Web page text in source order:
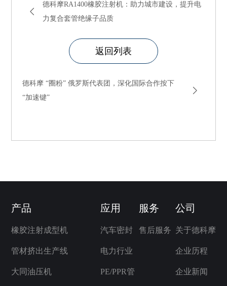
德科摩RA1400橡胶注射机：助力城市建设，提升电
力复合套管绝缘子品质
返回列表
德科摩 “圈粉” 俄罗斯代表团，深化国际合作按下
“加速键”
产品
橡胶注射成型机
管材挤出生产线
大同油压机
应用
汽车密封
电力行业
PE/PPR管
服务
售后服务
公司
关于德科摩
企业历程
企业新闻